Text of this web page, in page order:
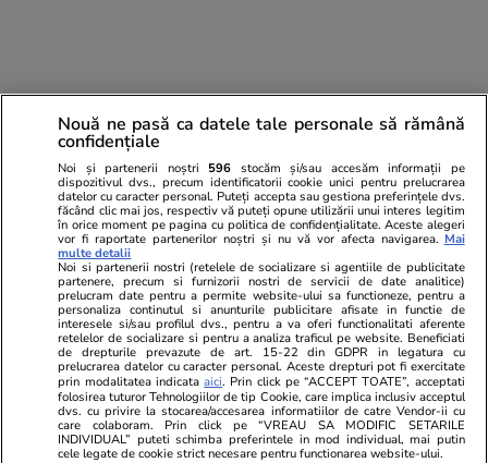
PARTENERI
Nouă ne pasă ca datele tale personale să rămână
confidențiale
Noi și partenerii noștri 596 stocăm și/sau accesăm informații pe
dispozitivul dvs., precum identificatorii cookie unici pentru prelucrarea
datelor cu caracter personal. Puteți accepta sau gestiona preferințele dvs.
făcând clic mai jos, respectiv vă puteți opune utilizării unui interes legitim
în orice moment pe pagina cu politica de confidențialitate. Aceste alegeri
vor fi raportate partenerilor noștri și nu vă vor afecta navigarea. Mai
multe detalii
Noi si partenerii nostri (retelele de socializare si agentiile de publicitate
partenere, precum si furnizorii nostri de servicii de date analitice)
prelucram date pentru a permite website-ului sa functioneze, pentru a
personaliza continutul si anunturile publicitare afisate in functie de
interesele si/sau profilul dvs., pentru a va oferi functionalitati aferente
retelelor de socializare si pentru a analiza traficul pe website. Beneficiati
de drepturile prevazute de art. 15-22 din GDPR in legatura cu
prelucrarea datelor cu caracter personal. Aceste drepturi pot fi exercitate
prin modalitatea indicataaici. Prin click pe “ACCEPT TOATE”, acceptati
folosirea tuturor Tehnologiilor de tip Cookie, care implica inclusiv acceptul
dvs. cu privire la stocarea/accesarea informatiilor de catre Vendor-ii cu
care colaboram. Prin click pe “VREAU SA MODIFIC SETARILE
INDIVIDUAL” puteti schimba preferintele in mod individual, mai putin
cele legate de cookie strict necesare pentru functionarea website-ului.